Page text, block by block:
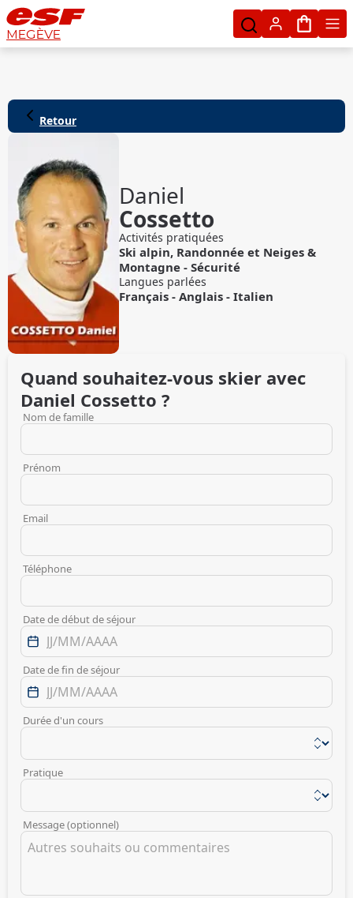
MEGÈVE Mon
Retour
Daniel
Cossetto
Activités pratiquées
Ski alpin, Randonnéeet Neiges &
Montagne - Sécurité
Langues parlées
Français - Anglais - Italien
Quand souhaitez-vous skier avec
Daniel Cossetto ?
Nom de famille
Prénom
Email
Téléphone
Date de début de séjour
Date de fin de séjour
Durée d'un cours
Pratique
Message (optionnel)